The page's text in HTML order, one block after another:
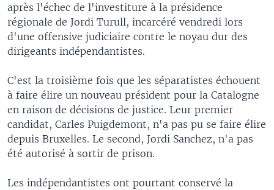
après l'échec de l'investiture à la présidence
régionale de Jordi Turull, incarcéré vendredi lors
d'une offensive judiciaire contre le noyau dur des
dirigeants indépendantistes.
C'est la troisième fois que les séparatistes échouent
à faire élire un nouveau président pour la Catalogne
en raison de décisions de justice. Leur premier
candidat, Carles Puigdemont, n'a pas pu se faire élire
depuis Bruxelles. Le second, Jordi Sanchez, n'a pas
été autorisé à sortir de prison.
Les indépendantistes ont pourtant conservé la